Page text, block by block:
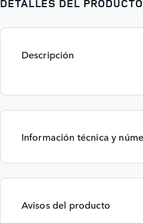
DETALLES DEL PRODUCTO
Descripción
Información técnica y
Avisos del producto